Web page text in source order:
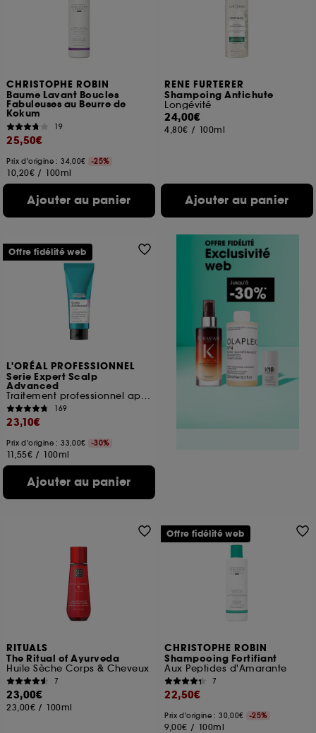
CHRISTOPHE ROBIN
Baume Lavant Boucles
Fabuleuses au Beurre de
Kokum
19
25,50€
Prix d'origine : 34,00€ -25%
10,20€ / 100ml
Ajouter au panier
RENE FURTERER
Shampoing Antichute
Longévité
24,00€
4,80€ / 100ml
Ajouter au panier
L'ORÉAL PROFESSIONNEL
Serie Expert Scalp
Advanced
Traitement professionnel apaisant intense
169
23,10€
Prix d'origine : 33,00€ -30%
11,55€ / 100ml
Ajouter au panier
Offre fidélité web
RITUALS
The Ritual of Ayurveda
Huile Sèche Corps & Cheveux
7
23,00€
23,00€ / 100ml
CHRISTOPHE ROBIN
Shampooing Fortifiant
Aux Peptides d'Amarante
7
22,50€
Prix d'origine : 30,00€ -25%
9,00€ / 100ml
Offre fidélité web